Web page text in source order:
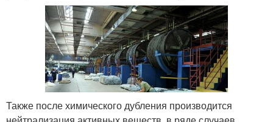
Также после химического дубления производится